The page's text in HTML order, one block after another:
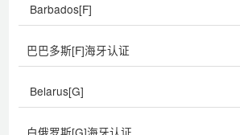
Barbados[F]
巴巴多斯[F]海牙认证
Belarus[G]